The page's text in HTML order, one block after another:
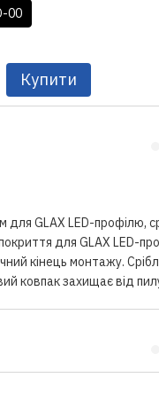
00
Купити
для GLAX LED-профілю,
для GLAX LED-
кінець монтажу.
ковпак захищає від